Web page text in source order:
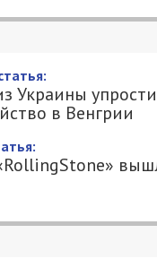
Украины
в Венгрии
16/05/2022 - 13:03
-
49000.COM.UA
в Венгрии